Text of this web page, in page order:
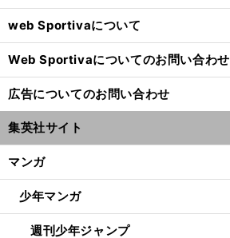
web Sportivaについて
Web Sportivaについてのお問い合わせ
広告についてのお問い合わせ
集英社サイト
マンガ
少年マンガ
週刊少年ジャンプ